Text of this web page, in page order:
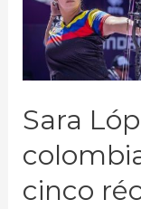
Sara
cinco